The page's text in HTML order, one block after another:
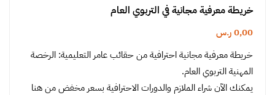
خريطة معرفية مجانية في التربوي العام
0,00ر.س
خريطة معرفية مجانية احترافية من حقائب عامر التعليمية: الرخصة
المهنية التربوي العام.
يمكنك الآن شراء الملازم والدورات الاحترافية بسعر مخفض من هنا